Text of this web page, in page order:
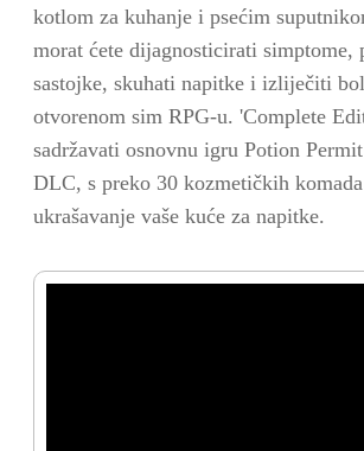
kotlom za kuhanje i psećim
morat ćete dijagnosticirati simptome,
sastojke, skuhati napitke i izliječiti
otvorenom sim RPG-u. 'Complete
sadržavati osnovnu igru Potion
DLC, s preko 30 kozmetičkih
ukrašavanje vaše kuće za napitke.